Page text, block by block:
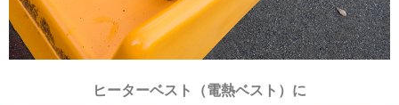
ヒーターベスト（電熱ベスト）に